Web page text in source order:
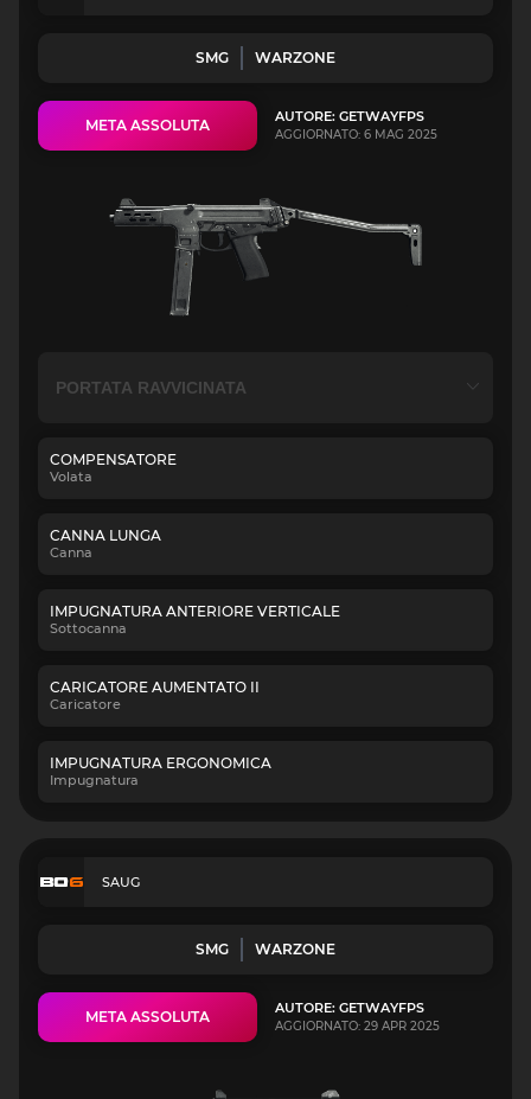
SMG WARZONE
META ASSOLUTA AUTORE: GETWAYFPS
AGGIORNATO: 6 MAG 2025
COMPENSATORE
Volata
CANNA LUNGA
Canna
IMPUGNATURA ANTERIORE VERTICALE
Sottocanna
CARICATORE AUMENTATO II
Caricatore
IMPUGNATURA ERGONOMICA
Impugnatura
SAUG
SMG WARZONE
META ASSOLUTA AUTORE: GETWAYFPS
AGGIORNATO: 29 APR 2025